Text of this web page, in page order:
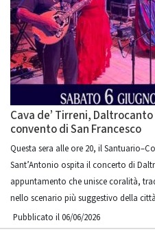
Cava de’ Tirreni,
convento di San Francesco
Questa sera alle ore 20, il
Sant’Antonio ospita il concerto di
appuntamento che unisce coralità,
nello scenario più suggestivo della città
Pubblicato il 06/06/2026